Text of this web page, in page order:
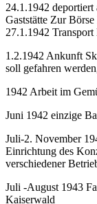
24.1.1942
Gaststätte Zur
27.1.1942
1.2.1942 Ankunft
soll gefahren
1942 Arbeit im
Juni 1942 einzige
Juli-2. November
Einrichtung des
verschiedener
Juli -August 1943
Kaiserwald